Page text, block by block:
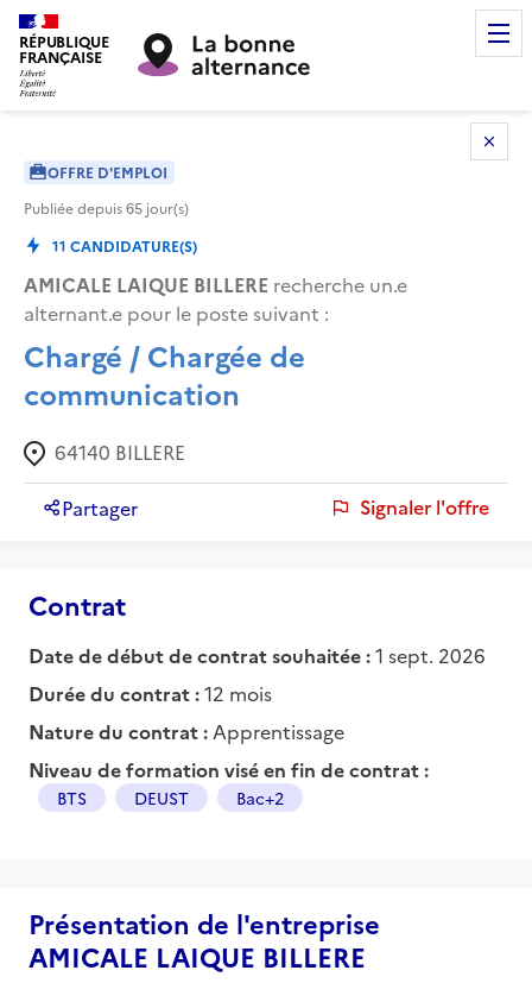
RÉPUBLIQUE
FRANÇAISE
OFFRE D'EMPLOI
Publiée depuis65 jour(s)
11 CANDIDATURE(S)
AMICALE LAIQUE BILLERE recherche un.e
alternant.e pour le poste suivant :
Chargé / Chargée de
communication
64140 BILLERE
Partager Signaler l'offre
Contrat
Date de début de contrat souhaitée :1 sept. 2026
Durée du contrat :12 mois
Nature du contrat : Apprentissage
Niveau de formation visé en fin de contrat :
BTS DEUST Bac+2
Présentation de l'entreprise
AMICALE LAIQUE BILLERE